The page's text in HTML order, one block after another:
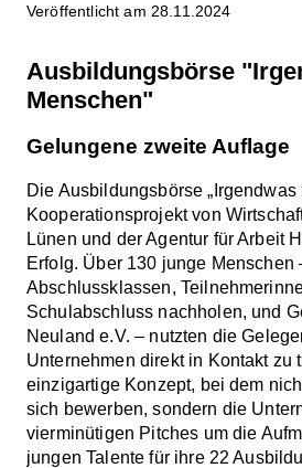
Veröffentlicht am 28.11.2024
Ausbildungsbörse
Menschen"
Gelungene zweite Auflage
Die Ausbildungsbörse „Irgendwas
Kooperationsprojekt von
Lünen und der Agentur für Arbeit
Erfolg. Über 130 junge
Abschlussklassen,
Schulabschluss nachholen, und
Neuland e.V. – nutzten die
Unternehmen direkt in Kontakt zu
einzigartige Konzept, bei dem
sich bewerben, sondern die
vierminütigen Pitches um die
jungen Talente für ihre 22